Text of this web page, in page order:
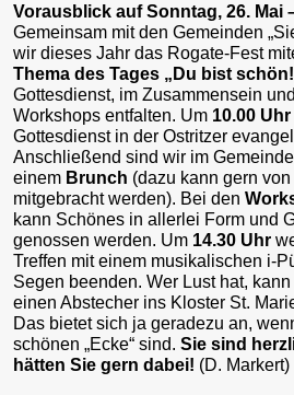
Vorausblick auf Sonntag, 26. Mai
Gemeinsam mit den Gemeinden
wir dieses Jahr das Rogate-Fest
Thema des Tages „Du bist
Gottesdienst, im Zusammensein
Workshops entfalten. Um 10.00 Uhr
Gottesdienst in der Ostritzer
Anschließend sind wir im
einem Brunch (dazu kann gern
mitgebracht werden). Bei den
kann Schönes in allerlei Form und
genossen werden. Um 14.30 Uhr
Treffen mit einem musikalischen i-
Segen beenden. Wer Lust hat,
einen Abstecher ins Kloster St.
Das bietet sich ja geradezu an,
schönen „Ecke“ sind. Sie sind
hätten Sie gern dabei! (D. Markert)